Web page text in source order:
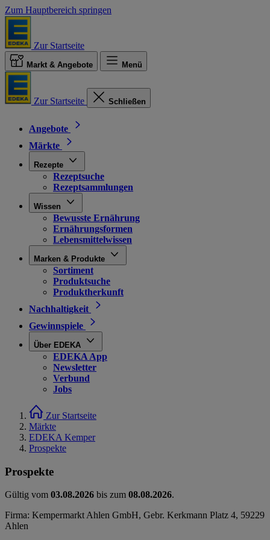
Zum Hauptbereich springen
Zur Startseite
Markt & Angebote Menü
Zur Startseite Schließen
Angebote
Märkte
Rezepte
Rezeptsuche
Rezeptsammlungen
Wissen
Bewusste Ernährung
Ernährungsformen
Lebensmittelwissen
Marken & Produkte
Sortiment
Produktsuche
Produktherkunft
Nachhaltigkeit
Gewinnspiele
Über EDEKA
EDEKA App
Newsletter
Verbund
Jobs
Zur Startseite
Märkte
EDEKA Kemper
Prospekte
Prospekte
Gültig vom 03.08.2026 bis zum 08.08.2026.
Firma: Kempermarkt Ahlen GmbH, Gebr. Kerkmann Platz 4, 59229
Ahlen